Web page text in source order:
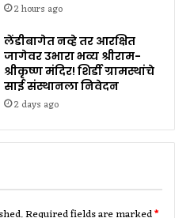
2 hours ago
लेंडीबागेत नव्हे तर आरक्षित
जागेवर उभारा भव्य श्रीराम-
श्रीकृष्ण मंदिर! शिर्डी ग्रामस्थांचे
साई संस्थानला निवेदन
2 days ago